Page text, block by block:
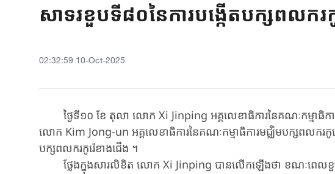
សាទរខួបទី៨០នៃការបង្កើតបក្សពលករ
02:32:59 10-Oct-2025
ថ្ងៃទី​១០ ខែ តុលា លោក Xi Jinping អគ្គលេខាធិការនៃគណៈកម្មាធិកា
លោក Kim Jong-un អគ្គលេខាធិការនៃគណៈកម្មាធិការមជ្ឈិមបក្សពលករកូរ៉
បក្ស​ពលករ​កូរ៉េខាង​ជើង​ ។
ថ្លែង​ក្នុ​ងសារលិខិត លោក Xi Jinping បាន​លើក​ឡើង​ថា ខណៈពេល​ខួប​ទី​